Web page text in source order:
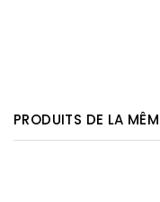
PRODUITS DE LA